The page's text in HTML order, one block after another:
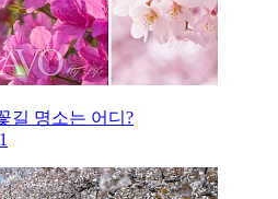
길 명소는 어디?